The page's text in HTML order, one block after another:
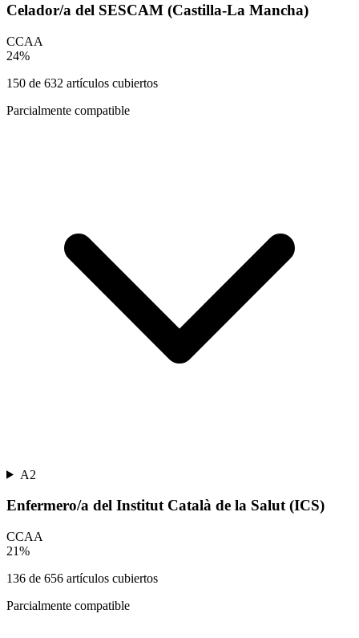
Celador/a del SESCAM (Castilla-La Mancha)
CCAA
24%
150 de 632 artículos cubiertos
Parcialmente compatible
A2
Enfermero/a del Institut Català de la Salut (ICS)
CCAA
21%
136 de 656 artículos cubiertos
Parcialmente compatible